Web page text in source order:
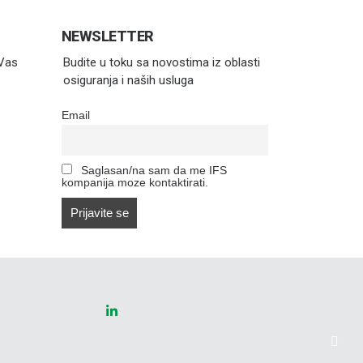
NEWSLETTER
Budite u toku sa novostima iz oblasti
osiguranja i naših usluga
Email
Saglasan/na sam da me IFS
kompanija moze kontaktirati.